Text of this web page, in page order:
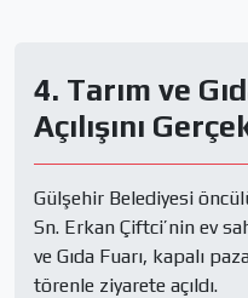
4. Tarım ve
Açılışını
Gülşehir Belediyesi
Sn. Erkan Çiftci’nin ev
ve Gıda Fuarı, kapalı
törenle ziyarete açıldı.